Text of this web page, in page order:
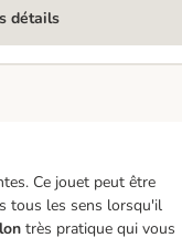
détails
Ce jouet peut être
tous les sens lorsqu'il
très pratique qui vous